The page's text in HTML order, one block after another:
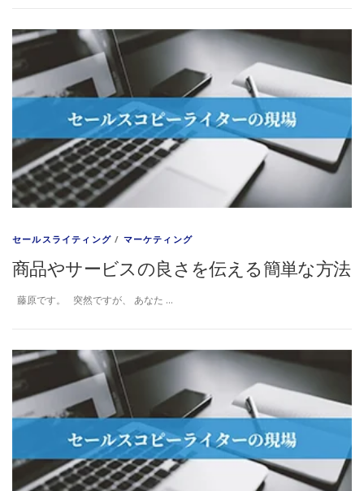
セールスライティング / マーケティング
商品やサービスの良さを伝える簡単な方法
藤原です。 突然ですが、 あなた …